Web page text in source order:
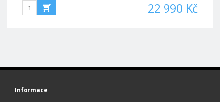
22 990 Kč
Informace